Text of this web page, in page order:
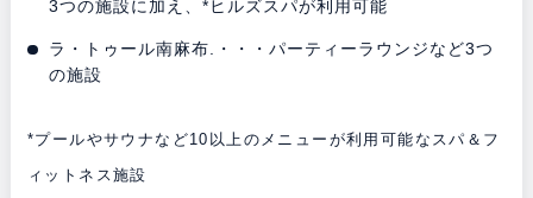
3つの施設に加え、*ヒルズスパが利用可能
ラ・トゥール南麻布.・・・パーティーラウンジなど3つ
の施設
*プールやサウナなど10以上のメニューが利用可能なスパ＆フ
ィットネス施設